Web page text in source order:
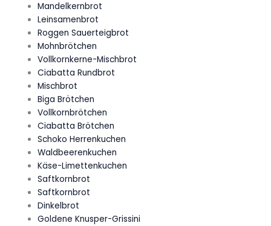
Mandelkernbrot
Leinsamenbrot
Roggen Sauerteigbrot
Mohnbrötchen
Vollkornkerne-Mischbrot
Ciabatta Rundbrot
Mischbrot
Biga Brötchen
Vollkornbrötchen
Ciabatta Brötchen
Schoko Herrenkuchen
Waldbeerenkuchen
Käse-Limettenkuchen
Saftkornbrot
Saftkornbrot
Dinkelbrot
Goldene Knusper-Grissini